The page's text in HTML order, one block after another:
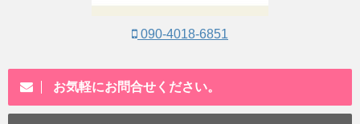
090-4018-6851
お気軽にお問合せください。